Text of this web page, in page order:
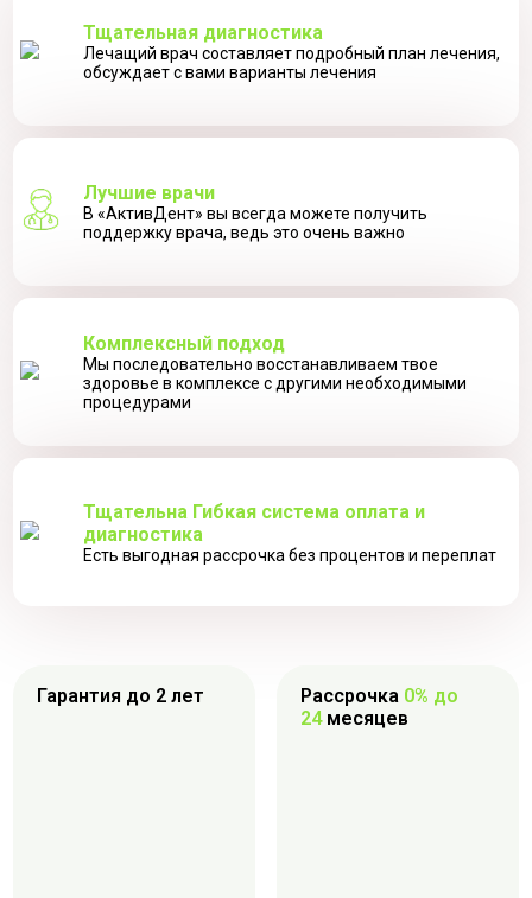
Тщательная диагностика
Лечащий врач составляет подробный план лечения,
обсуждает с вами варианты лечения
Лучшие врачи
В «АктивДент» вы всегда можете получить
поддержку врача, ведь это очень важно
Комплексный подход
Мы последовательно восстанавливаем твое
здоровье в комплексе с другими необходимыми
процедурами
Тщательна Гибкая система оплата и
диагностика
Есть выгодная рассрочка без процентов и переплат
Гарантия до 2 лет Рассрочка 0% до
24месяцев